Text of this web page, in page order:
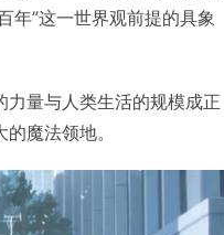
年”这一世界观前提的具象
力量与人类生活的规模成正
魔法领地。